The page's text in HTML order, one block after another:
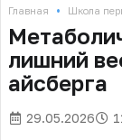
Главная • Школа
лишний
айсберга
29.05.2026